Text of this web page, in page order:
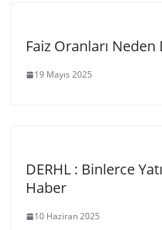
Faiz Oranları Neden
19 Mayıs 2025
DERHL : Binlerce
Haber
10 Haziran 2025